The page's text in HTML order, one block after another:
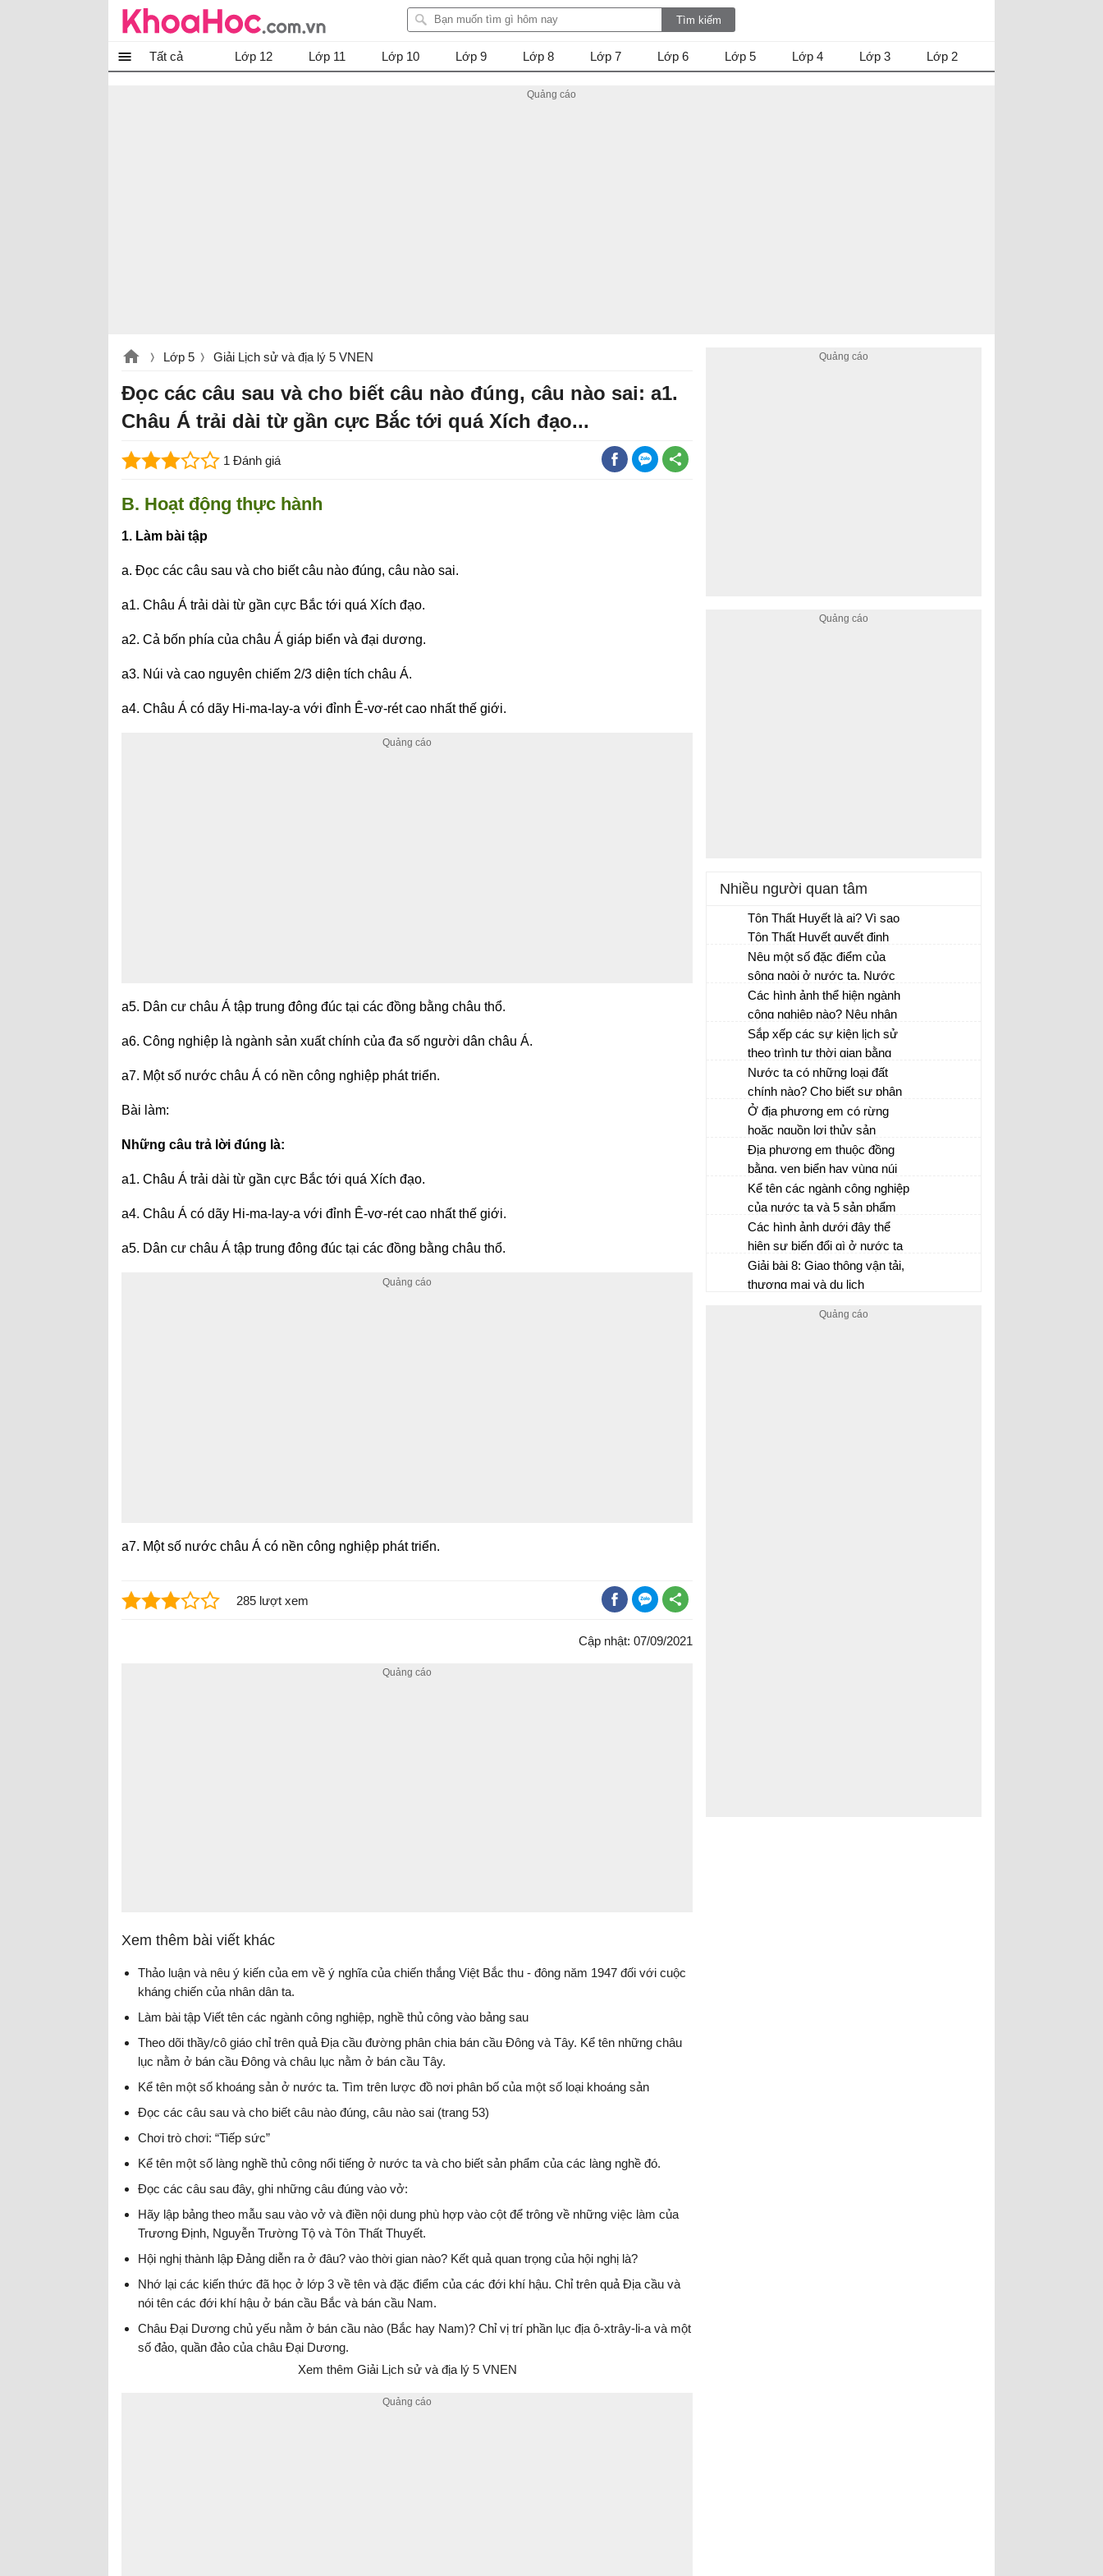
Tất cả Lớp 12 Lớp 11 Lớp 10 Lớp 9 Lớp 8 Lớp 7 Lớp 6 Lớp 5 Lớp 4 Lớp 3 Lớp 2
Lớp 5 Giải Lịch sử và địa lý 5 VNEN
Đọc các câu sau và cho biết câu nào đúng, câu nào sai: a1.
Châu Á trải dài từ gần cực Bắc tới quá Xích đạo...
1 Đánh giá
B. Hoạt động thực hành
1. Làm bài tập
a. Đọc các câu sau và cho biết câu nào đúng, câu nào sai.
a1. Châu Á trải dài từ gần cực Bắc tới quá Xích đạo.
a2. Cả bốn phía của châu Á giáp biển và đại dương.
a3. Núi và cao nguyên chiếm 2/3 diện tích châu Á.
a4. Châu Á có dãy Hi-ma-lay-a với đỉnh Ê-vơ-rét cao nhất thế giới.
a5. Dân cư châu Á tập trung đông đúc tại các đồng bằng châu thổ.
a6. Công nghiệp là ngành sản xuất chính của đa số người dân châu Á.
a7. Một số nước châu Á có nền công nghiệp phát triển.
Bài làm:
Những câu trả lời đúng là:
a1. Châu Á trải dài từ gần cực Bắc tới quá Xích đạo.
a4. Châu Á có dãy Hi-ma-lay-a với đỉnh Ê-vơ-rét cao nhất thế giới.
a5. Dân cư châu Á tập trung đông đúc tại các đồng bằng châu thổ.
a7. Một số nước châu Á có nền công nghiệp phát triển.
285 lượt xem
Cập nhật: 07/09/2021
Xem thêm bài viết khác
Thảo luận và nêu ý kiến của em về ý nghĩa của chiến thắng Việt Bắc thu - đông năm 1947 đối với cuộc
kháng chiến của nhân dân ta.
Làm bài tập Viết tên các ngành công nghiệp, nghề thủ công vào bảng sau
Theo dõi thầy/cô giáo chỉ trên quả Địa cầu đường phân chia bán cầu Đông và Tây. Kể tên những châu
lục nằm ở bán cầu Đông và châu lục nằm ở bán cầu Tây.
Kể tên một số khoáng sản ở nước ta. Tìm trên lược đồ nơi phân bố của một số loại khoáng sản
Đọc các câu sau và cho biết câu nào đúng, câu nào sai (trang 53)
Chơi trò chơi: “Tiếp sức”
Kể tên một số làng nghề thủ công nổi tiếng ở nước ta và cho biết sản phẩm của các làng nghề đó.
Đọc các câu sau đây, ghi những câu đúng vào vở:
Hãy lập bảng theo mẫu sau vào vở và điền nội dung phù hợp vào cột để trông về những việc làm của
Trương Định, Nguyễn Trường Tộ và Tôn Thất Thuyết.
Hội nghị thành lập Đảng diễn ra ở đâu? vào thời gian nào? Kết quả quan trọng của hội nghị là?
Nhớ lại các kiến thức đã học ở lớp 3 về tên và đặc điểm của các đới khí hậu. Chỉ trên quả Địa cầu và
nói tên các đới khí hậu ở bán cầu Bắc và bán cầu Nam.
Châu Đại Dương chủ yếu nằm ở bán cầu nào (Bắc hay Nam)? Chỉ vị trí phần lục địa ô-xtrây-li-a và một
số đảo, quần đảo của châu Đại Dương.
Xem thêm Giải Lịch sử và địa lý 5 VNEN
Nhiều người quan tâm
Tôn Thất Huyết là ai? Vì sao
Tôn Thất Huyết quyết định
phản công quân Pháp ở kinh
thành Huế?
Nêu một số đặc điểm của
sông ngòi ở nước ta. Nước
sông lên xuống theo mùa có
những ảnh hưởng gì tới đời
sống và sản xuất của nhân
dân ta?
Các hình ảnh thể hiện ngành
công nghiệp nào? Nêu nhận
xét về số lượng ngành công
nghiệp nước ta Nêu vai trò
của ngành công nghiệp.
Sắp xếp các sự kiện lịch sử
theo trình tự thời gian bằng
cách đánh số 1, 2, 3, ... vào ô
trước mỗi sự kiện lịch sử đó
Nước ta có những loại đất
chính nào? Cho biết sự phân
bố của các loại đất đó. Cho
biết đặc điểm của hai loại đất
chính ở nước ta.
Ở địa phương em có rừng
hoặc nguồn lợi thủy sản
không? Nếu có, hãy nêu
những lợi ích mà rừng hoặc
nguồn lợi thủy sản đem lại cho
người dân ở địa phương.
Địa phương em thuộc đồng
bằng, ven biển hay vùng núi
trung du? Trong ba ngành kinh
tế vừa học, ngành nào là thế
mạnh của địa phương em?
Kể tên các ngành công nghiệp
của nước ta và 5 sản phẩm
của mỗi ngành (trừ điện).
Nhận xét về các ngành công
nghiệp của nước ta.
Các hình ảnh dưới đây thể
hiện sự biến đổi gì ở nước ta
đầu thế kỉ XX?
Giải bài 8: Giao thông vận tải,
thương mại và du lịch